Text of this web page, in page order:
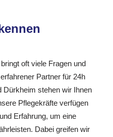
oft viele Fragen und
Partner für 24h
Dürkheim stehen wir Ihnen
Pflegekräfte verfügen
Erfahrung, um eine
Dabei greifen wir